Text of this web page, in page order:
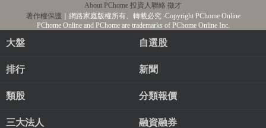
About PChome 投資人聯絡 徵才
著作權保護 ｜網路家庭版權所有、轉載必究‧Copyright PChome Online
PChome Online and PChome are trademarks of PChome Online Inc.
大盤 自選股
排行 新聞
類股 分類報價
三大法人 融資融券